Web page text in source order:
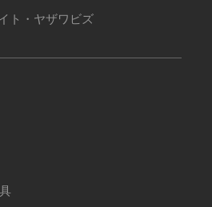
ト・ヤザワビズ